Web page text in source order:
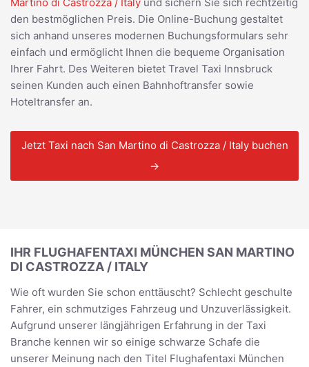
den bestmöglichen Preis. Die Online-Buchung gestaltet
sich anhand unseres modernen Buchungsformulars sehr
einfach und ermöglicht Ihnen die bequeme Organisation
Ihrer Fahrt. Des Weiteren bietet Travel Taxi Innsbruck
seinen Kunden auch einen Bahnhoftransfer sowie
Hoteltransfer an.
Jetzt Taxi nach San Martino di Castrozza / Italy buchen
→
IHR FLUGHAFENTAXI MÜNCHEN SAN MARTINO
DI CASTROZZA / ITALY
Wie oft wurden Sie schon enttäuscht? Schlecht geschulte
Fahrer, ein schmutziges Fahrzeug und Unzuverlässigkeit.
Aufgrund unserer längjährigen Erfahrung in der Taxi
Branche kennen wir so einige schwarze Schafe die
unserer Meinung nach den Titel Flughafentaxi München